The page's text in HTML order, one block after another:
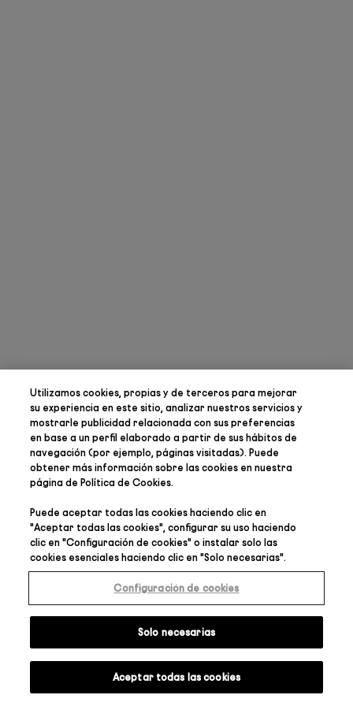
Utilizamos cookies, propias y de terceros paramejorar
su experiencia en este sitio, analizar nuestros servicios y
mostrarle publicidad relacionada con sus preferencias
en base a un perfil elaborado a partir de sus hábitos de
navegación (por ejemplo, páginas visitadas). Puede
obtener más información sobre las cookies en nuestra
página dePolítica de Cookies.
Puede aceptar todas las cookies haciendo clic en
"Aceptar todas las cookies", configurar su uso haciendo
clic en "Configuración de cookies" o instalar solo las
cookies esenciales haciendo clic en "Solo necesarias".
Configuración de cookies
Solo necesarias
Aceptar todas las cookies